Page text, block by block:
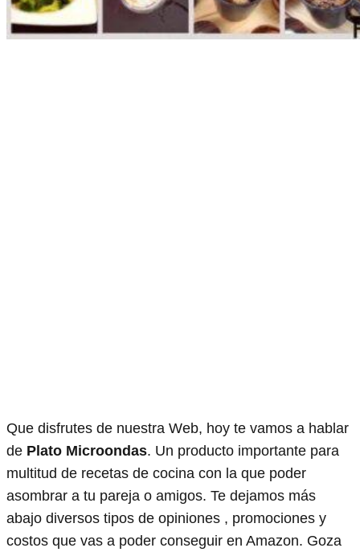
Que disfrutes de nuestra Web, hoy te vamos a hablar
de Plato Microondas. Un producto importante para
multitud de recetas de cocina con la que poder
asombrar a tu pareja o amigos. Te dejamos más
abajo diversos tipos de opiniones , promociones y
costos que vas a poder conseguir en Amazon. Goza